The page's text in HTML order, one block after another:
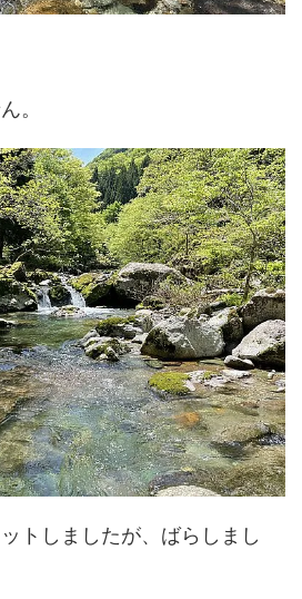
。
トしましたが、ばらしまし